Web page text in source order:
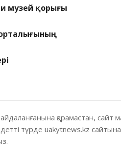
музей қорығы
қарамастан, сайт
түрде uakytnews.kz сайтына